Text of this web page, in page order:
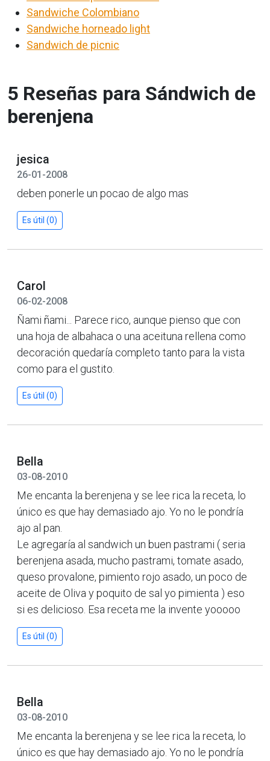
Sandwiche Colombiano
Sandwiche horneado light
Sandwich de picnic
5 Reseñas para Sándwich de
berenjena
jesica
26-01-2008
deben ponerle un pocao de algo mas
Es útil (0)
Carol
06-02-2008
Ñami ñami... Parece rico, aunque pienso que con
una hoja de albahaca o una aceituna rellena como
decoración quedaría completo tanto para la vista
como para el gustito.
Es útil (0)
Bella
03-08-2010
Me encanta la berenjena y se lee rica la receta, lo
único es que hay demasiado ajo. Yo no le pondría
ajo al pan.
Le agregaría al sandwich un buen pastrami ( seria
berenjena asada, mucho pastrami, tomate asado,
queso provalone, pimiento rojo asado, un poco de
aceite de Oliva y poquito de sal yo pimienta ) eso
si es delicioso. Esa receta me la invente yooooo
Es útil (0)
Bella
03-08-2010
Me encanta la berenjena y se lee rica la receta, lo
único es que hay demasiado ajo. Yo no le pondría